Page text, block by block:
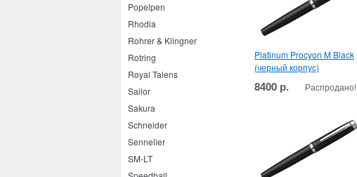
Popelpen
Rhodia
Rohrer & Klingner
Rotring
Royal Talens
Sailor
Sakura
Schneider
Sennelier
SM-LT
Platinum Procyon M Black
(черный корпус)
8400 р. Распродано!